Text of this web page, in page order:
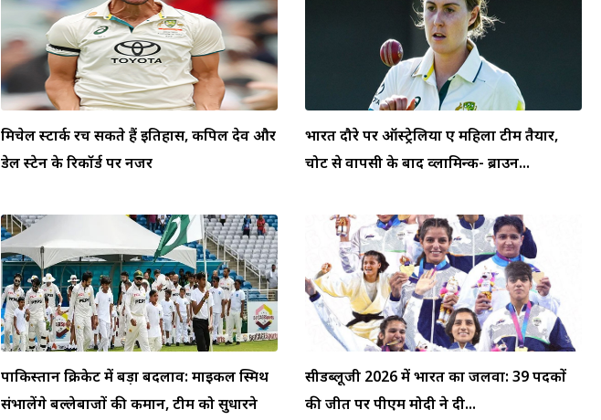
मिचेल स्टार्क रच सकते हैं इतिहास, कपिल देव और
डेल स्टेन के रिकॉर्ड पर नजर
भारत दौरे पर ऑस्ट्रेलिया ए महिला टीम तैयार,
चोट से वापसी के बाद व्लामिन्क- ब्राउन...
पाकिस्तान क्रिकेट में बड़ा बदलाव: माइकल स्मिथ
संभालेंगे बल्लेबाजों की कमान, टीम को सुधारने
सीडब्लूजी 2026 में भारत का जलवा: 39 पदकों
की जीत पर पीएम मोदी ने दी...